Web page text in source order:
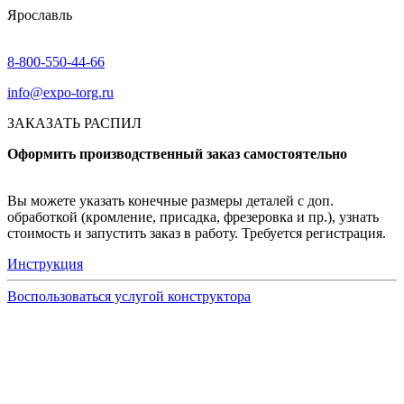
Ярославль
8-800-550-44-66
info@expo-torg.ru
ЗАКАЗАТЬ РАСПИЛ
Оформить производственный заказ самостоятельно
Вы можете указать конечные размеры деталей с доп.
обработкой (кромление, присадка, фрезеровка и пр.), узнать
стоимость и запустить заказ в работу. Требуется регистрация.
Инструкция
Воспользоваться услугой конструктора